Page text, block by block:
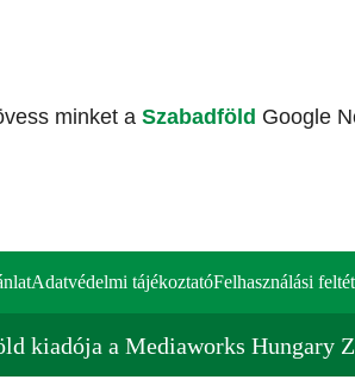
minket a Szabadföld Google
Adatvédelmi tájékoztatóFelhasználási
kiadója a Mediaworks